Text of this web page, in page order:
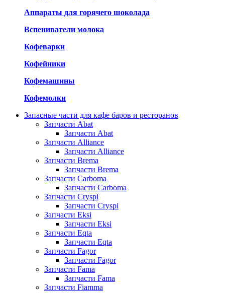
Аппараты для горячего шоколада
Вспениватели молока
Кофеварки
Кофейники
Кофемашины
Кофемолки
Запасные части для кафе баров и ресторанов
Запчасти Abat
Запчасти Abat
Запчасти Alliance
Запчасти Alliance
Запчасти Brema
Запчасти Brema
Запчасти Carboma
Запчасти Carboma
Запчасти Cryspi
Запчасти Cryspi
Запчасти Eksi
Запчасти Eksi
Запчасти Eqta
Запчасти Eqta
Запчасти Fagor
Запчасти Fagor
Запчасти Fama
Запчасти Fama
Запчасти Fiamma